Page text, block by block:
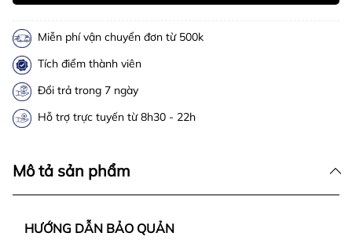
Miễn phí vận chuyển đơn từ 500k
Tích điểm thành viên
Đổi trả trong 7 ngày
Hỗ trợ trực tuyến từ 8h30 - 22h
Mô tả sản phẩm
HƯỚNG DẪN BẢO QUẢN